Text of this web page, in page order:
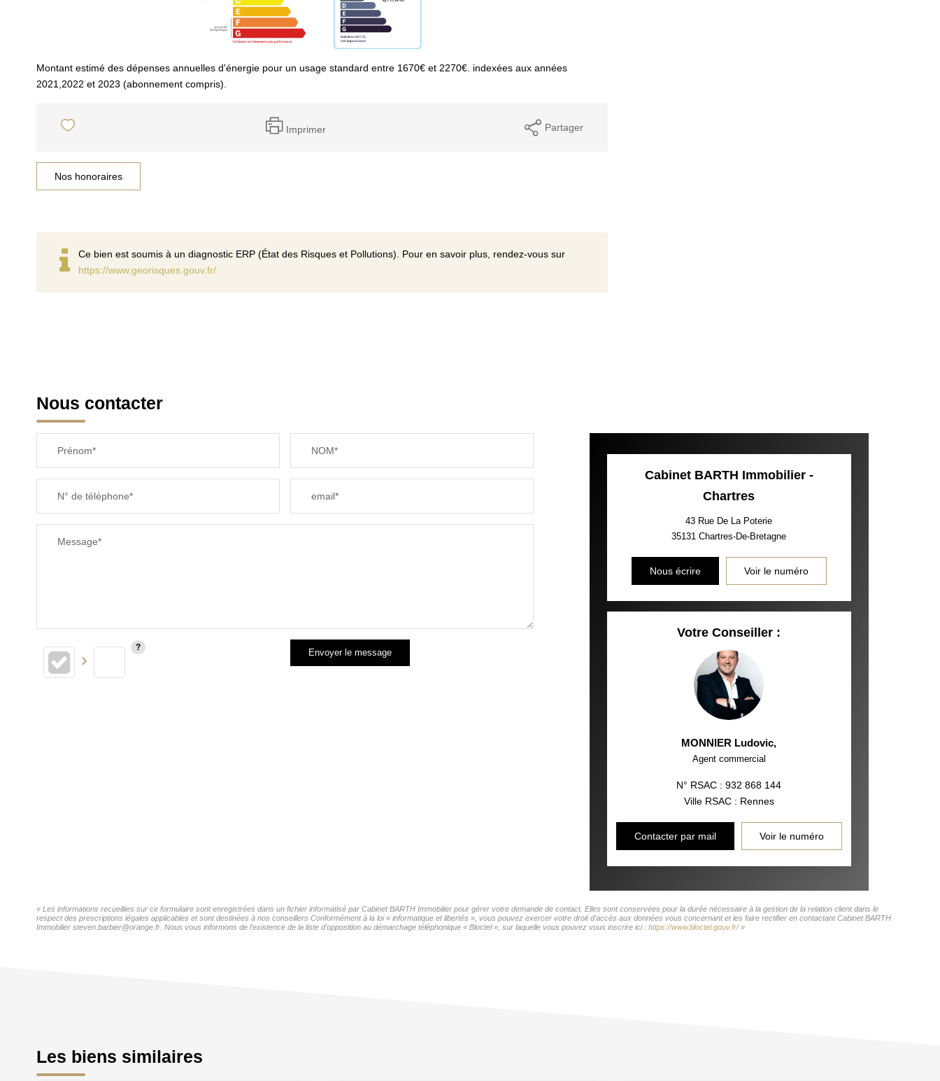
Montant estimé des dépenses annuelles d'énergie pour un usage standard entre 1670€ et 2270€. indexées aux années
2021,2022 et 2023 (abonnement compris).
Imprimer Partager
Nos honoraires
Ce bien est soumis à un diagnostic ERP (État des Risques et Pollutions). Pour en savoir plus, rendez-vous sur
https://www.georisques.gouv.fr/
Nous contacter
Prénom* NOM*
N° de téléphone* email*
Message*
Envoyer le message
Cabinet BARTH Immobilier -
Chartres
43 Rue De La Poterie
35131Chartres-De-Bretagne
Nous écrire Voir le numéro
Votre Conseiller :
MONNIER Ludovic,
Agent commercial
N° RSAC : 932 868 144
Ville RSAC : Rennes
Contacter par mail Voir le numéro
« Les informations recueillies sur ce formulaire sont enregistrées dans un fichier informatisé par Cabinet BARTH Immobilier pour gérer votre demande de contact. Elles sont conservées pour la durée nécessaire à la gestion de la relation client dans le
respect des prescriptions légales applicables et sont destinées à nos conseillers Conformément à la loi « informatique et libertés », vous pouvez exercer votre droit d'accès aux données vous concernant et les faire rectifier en contactant Cabinet BARTH
Immobilier steven.barbier@orange.fr. Nous vous informons de l'existence de la liste d'opposition au démarchage téléphonique « Bloctel », sur laquelle vous pouvez vous inscrire ici : https://www.bloctel.gouv.fr/»
Les biens similaires